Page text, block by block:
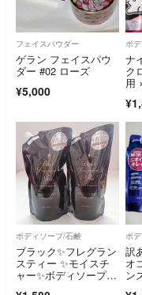
フェイスパウダー
ゲラン フェイスパウ
ダー #02 ローズ
¥5,000
ボ
ナ
ク
用
ボディソープ/石鹸
ブラック✨フレグラン
スティー ✨モイスチ
ャー✨ボディソープ✨
ボ
訳
オ
ン